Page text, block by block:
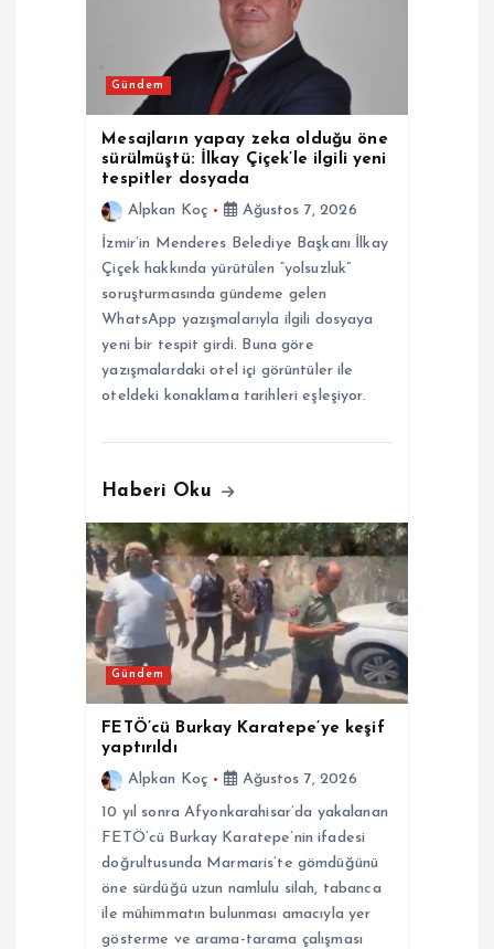
Gündem
Mesajların yapay zeka olduğu öne
sürülmüştü: İlkay Çiçek’le ilgili yeni
tespitler dosyada
Alpkan Koç
Ağustos 7, 2026
İzmir’in Menderes Belediye Başkanı İlkay
Çiçek hakkında yürütülen “yolsuzluk”
soruşturmasında gündeme gelen
WhatsApp yazışmalarıyla ilgili dosyaya
yeni bir tespit girdi. Buna göre
yazışmalardaki otel içi görüntüler ile
oteldeki konaklama tarihleri eşleşiyor.
Haberi Oku
Gündem
FETÖ’cü Burkay Karatepe’ye keşif
yaptırıldı
Alpkan Koç
Ağustos 7, 2026
10 yıl sonra Afyonkarahisar’da yakalanan
FETÖ’cü Burkay Karatepe’nin ifadesi
doğrultusunda Marmaris’te gömdüğünü
öne sürdüğü uzun namlulu silah, tabanca
ile mühimmatın bulunması amacıyla yer
gösterme ve arama-tarama çalışması